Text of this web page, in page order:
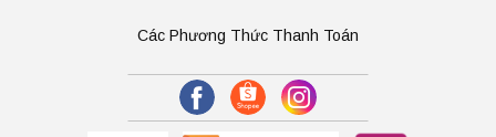
Các Phương Thức Thanh Toán